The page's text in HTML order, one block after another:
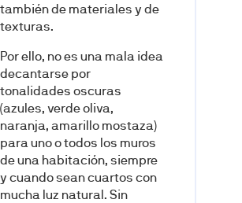
también de materiales y de
texturas.
Por ello, no es una mala idea
decantarse por
tonalidades oscuras
(azules, verde oliva,
naranja, amarillo mostaza)
para uno o todos los muros
de una habitación, siempre
y cuando sean cuartos con
mucha luz natural. Sin